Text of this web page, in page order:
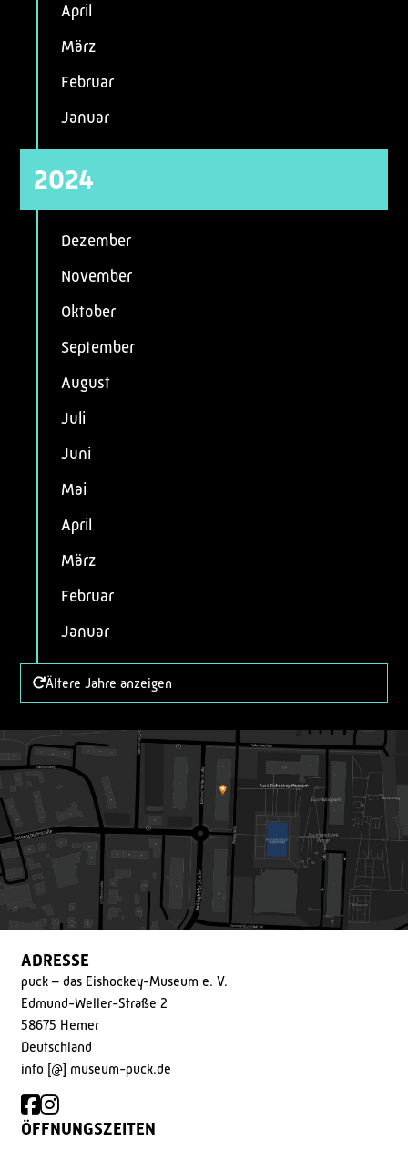
April
März
Februar
Januar
2024
Dezember
November
Oktober
September
August
Juli
Juni
Mai
April
März
Februar
Januar
Ältere Jahre anzeigen
ADRESSE
puck – das Eishockey-Museum e. V.
Edmund-Weller-Straße 2
58675 Hemer
Deutschland
info [@] museum-puck.de
ÖFFNUNGSZEITEN